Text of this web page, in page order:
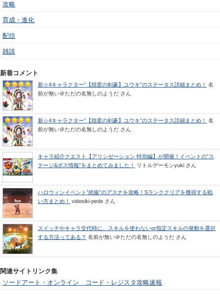
攻略
育成・進化
配信
雑談
新着コメント
新☆4キャラクター”【煌星の剣豪】ユウキ”のステータス詳細まとめ！
名
前が無い＠ただの名無しのようだ さん
新☆4キャラクター”【煌星の剣豪】ユウキ”のステータス詳細まとめ！
名
前が無い＠ただの名無しのようだ さん
キャラ紹介クエスト【アリシゼーション 特別編】が開催！イベントの”ス
テージ&ボス情報”をまとめてみました！
リトルデーモンyuki さん
ハロウィンイベント”絶級”のアスナを攻略！Sランククリアを獲得する戦
い方まとめ！
vidosiki-pede さん
スイッチやキャラ交代時に、スキルを使わないor指定スキルの発動を選択
する方法ってある？ 名前が無い＠ただの名無しのようだ さん
関連サイトリンク集
ソードアート・オンライン コード・レジスタ攻略速報